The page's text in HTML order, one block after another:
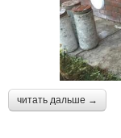
читать дальше →